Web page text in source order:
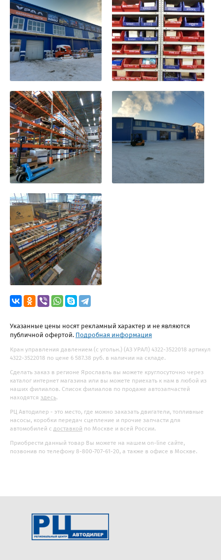
Указанные цены носят рекламный характер и не являются
публичной офертой. Подробная информация
Кран управления давлением (с угольн.) (АЗ УРАЛ) 4322-3522018 артикул
4322-3522018 по цене 6 587.38 руб. в наличии на складе.
Сделать заказ в регионе Ярославль вы можете круглосуточно через
каталог интернет магазина или вы можете приехать к нам в любой из
наших филиалов. Список филиалов по продаже автозапчастей
находятся здесь.
РЦ Автодилер - это место, где можно заказать двигатели, топливные
насосы, коробки передач сцепление и прочие запчасти для
автомобилей с доставкой по Москве и всей России.
Приобрести данный товар Вы можете на нашем on-line сайте,
позвонив по телефону 8-800-707-61-20, а также в офисе в Москве.